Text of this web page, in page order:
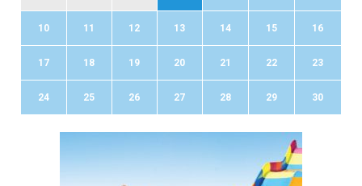
10 11 12 13 14 15 16
17 18 19 20 21 22 23
24 25 26 27 28 29 30